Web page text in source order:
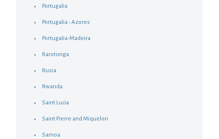
Portugalia
Portugalia - Azores
Portugalia-Madeira
Rarotonga
Rusia
Rwanda
Saint Lucia
Saint Pierre and Miquelon
Samoa